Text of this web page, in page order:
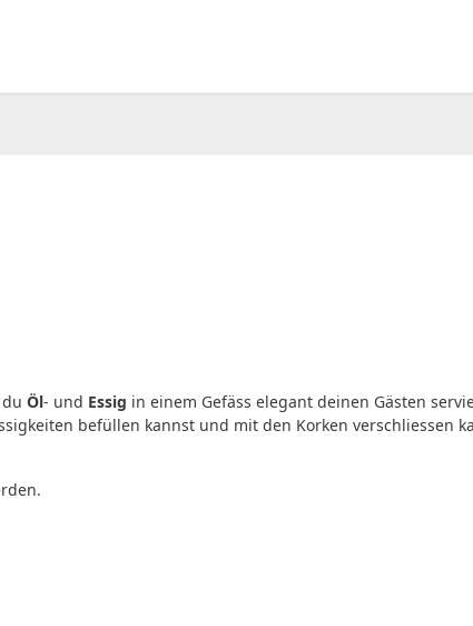
Öl- und Essig in einem Gefäss elegant deinen Gästen
befüllen kannst und mit den Korken verschliessen